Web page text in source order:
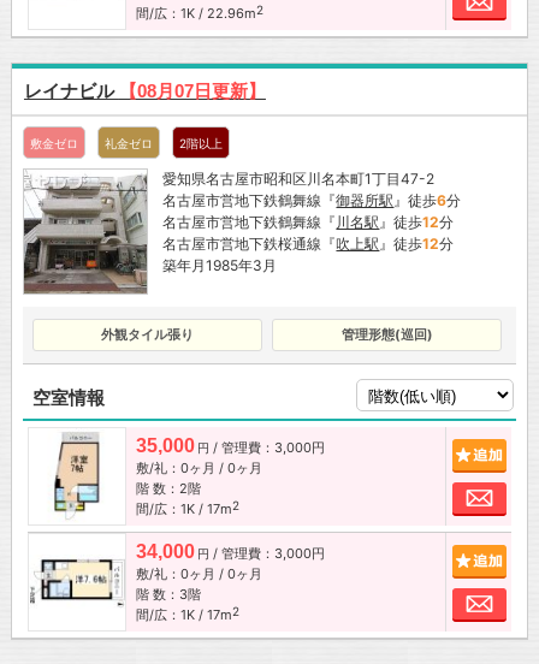
間/広：1K / 22.96m2
レイナビル 【08月07日更新】
敷金ゼロ 礼金ゼロ 2階以上
愛知県名古屋市昭和区川名本町1丁目47-2
名古屋市営地下鉄鶴舞線『御器所駅 』徒歩6分
名古屋市営地下鉄鶴舞線『 川名駅 』徒歩12分
名古屋市営地下鉄桜通線『吹上駅 』徒歩12分
築年月1985年3月
外観タイル張り 管理形態(巡回)
空室情報
35,000 円 / 管理費：3,000円
敷/礼：0ヶ月 / 0ヶ月
階 数：2階
間/広：1K / 17m2
お
34,000 円 / 管理費：3,000円
敷/礼：0ヶ月 / 0ヶ月
階 数：3階
間/広：1K / 17m2
お